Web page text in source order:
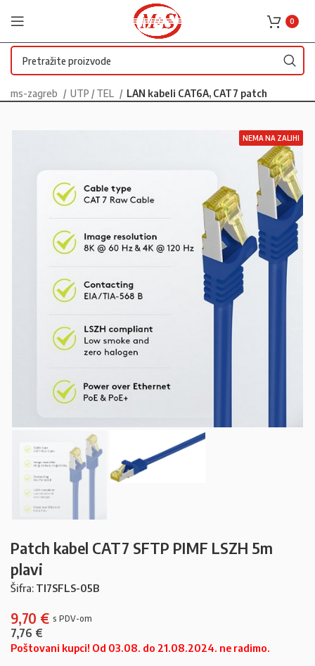
0
ms-zagreb UTP / TEL LAN kabeli CAT6A, CAT7 patch
NEMA NA ZALIHI
Patch kabel CAT7 SFTP PIMF LSZH 5m
plavi
Šifra: TI7SFLS-05B
9,70 €
7,76 €
Poštovani kupci! Od 03.08. do 21.08.2024. ne radimo.